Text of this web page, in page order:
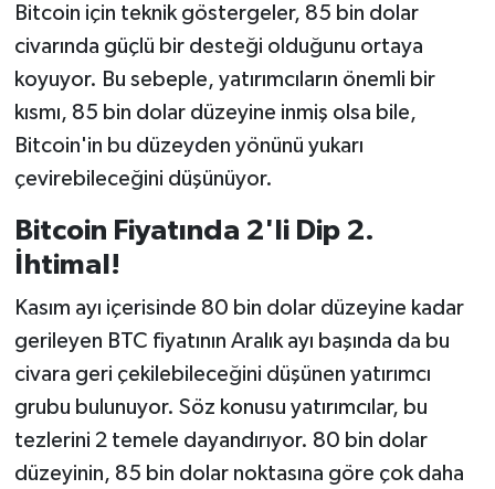
Bitcoin için teknik göstergeler, 85 bin dolar
civarında güçlü bir desteği olduğunu ortaya
koyuyor. Bu sebeple, yatırımcıların önemli bir
kısmı, 85 bin dolar düzeyine inmiş olsa bile,
Bitcoin'in bu düzeyden yönünü yukarı
çevirebileceğini düşünüyor.
Bitcoin Fiyatında 2'li Dip 2.
İhtimal!
Kasım ayı içerisinde 80 bin dolar düzeyine kadar
gerileyen BTC fiyatının Aralık ayı başında da bu
civara geri çekilebileceğini düşünen yatırımcı
grubu bulunuyor. Söz konusu yatırımcılar, bu
tezlerini 2 temele dayandırıyor. 80 bin dolar
düzeyinin, 85 bin dolar noktasına göre çok daha
Simav
Siyaset
Spor
Tavşanlı
Teknoloji
Türkiye
Video Galeri
Yaşam
Yemek Tarifleri